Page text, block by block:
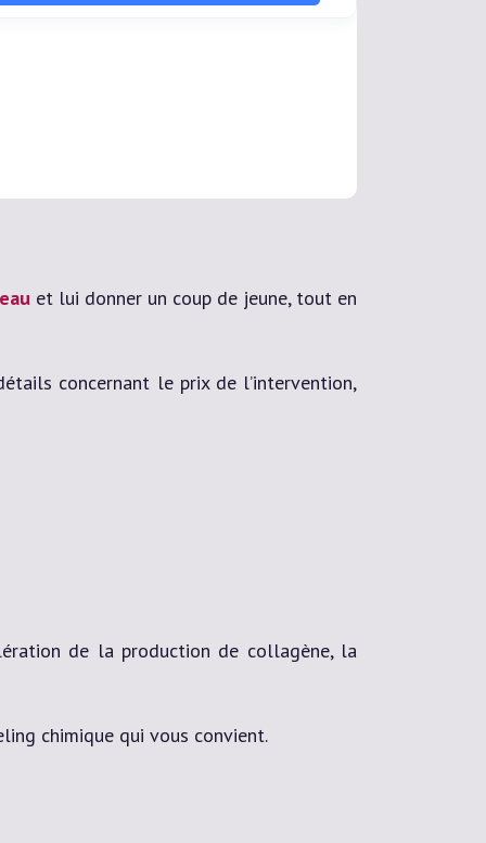
et lui donner un coup de jeune, tout en
concernant le prix de l’intervention,
de la production de collagène, la
chimique qui vous convient.